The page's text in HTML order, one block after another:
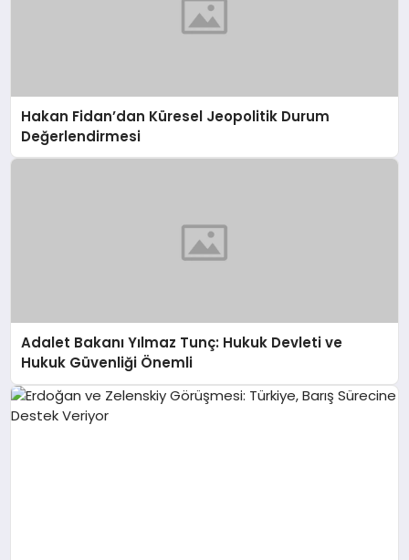
Hakan Fidan’dan Küresel Jeopolitik Durum
Değerlendirmesi
Adalet Bakanı Yılmaz Tunç: Hukuk Devleti ve
Hukuk Güvenliği Önemli